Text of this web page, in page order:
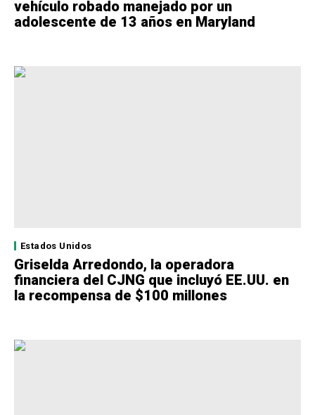
vehículo robado manejado por un
adolescente de 13 años en Maryland
Estados Unidos
Griselda Arredondo, la operadora
financiera del CJNG que incluyó EE.UU. en
la recompensa de $100 millones